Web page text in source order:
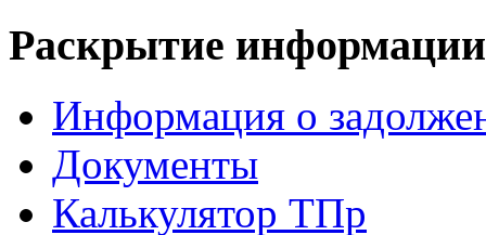
Раскрытие информации
Информация о
Документы
Калькулятор ТПр